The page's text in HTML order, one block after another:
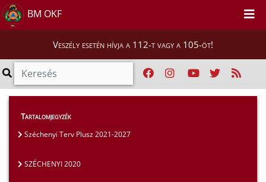
BM OKF
Veszély esetén hívja a 112-t vagy a 105-öt!
Szakmai tájékoztatók
SZÉCHENYI 2020
Tartalomjegyzék
Széchenyi Terv Plusz 2021-2027
SZÉCHENYI 2020